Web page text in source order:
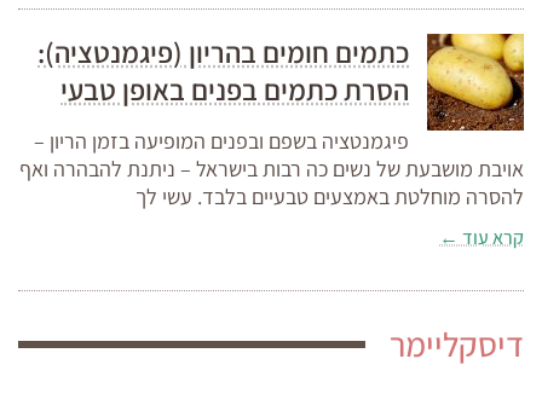
כתמים חומים בהריון (פיגמנטציה):
הסרת כתמים בפנים באופן טבעי
פיגמנטציה בשפם ובפנים המופיעה בזמן הריון –
אויבת מושבעת של נשים כה רבות בישראל – ניתנת להבהרה ואף
להסרה מוחלטת באמצעים טבעיים בלבד. עשי לך
קרא עוד ←
דיסקליימר